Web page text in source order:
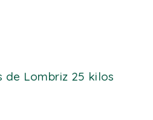
de Lombriz 25 kilos